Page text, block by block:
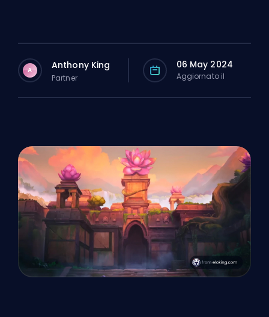
A Anthony King
Partner
06 May 2024
Aggiornato il